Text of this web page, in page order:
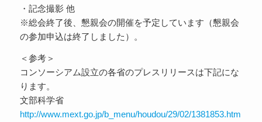
・記念撮影 他
※総会終了後、懇親会の開催を予定しています（懇親会
の参加申込は終了しました）。
＜参考＞
コンソーシアム設立の各省のプレスリリースは下記にな
ります。
文部科学省
http://www.mext.go.jp/b_menu/houdou/29/02/1381853.htm